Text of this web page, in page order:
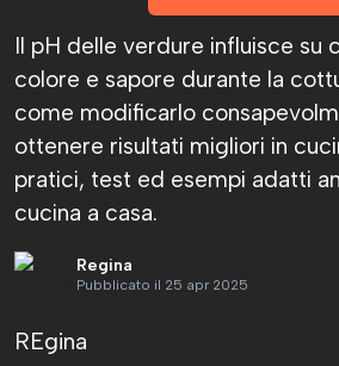
Il pH delle verdure influisce su
colore e sapore durante la
come modificarlo
ottenere risultati migliori in
pratici, test ed esempi adatti
cucina a casa.
Regina
Pubblicato il 25 apr 2025
REgina